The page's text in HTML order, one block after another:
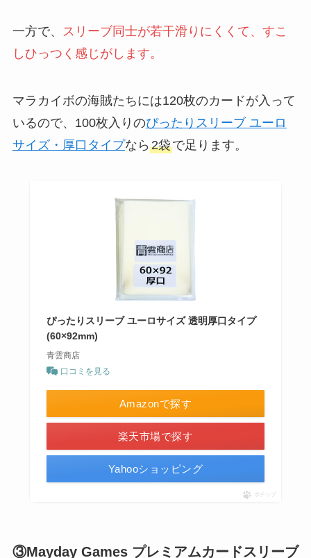
一方で、
スリーブ同士が若干滑りにくくて、すこ
しひっつく感じがします。
マラカイボの海賊たちには120枚のカードが入って
いるので、100枚入りのぴったりスリーブ ユーロ
サイズ・厚口タイプなら 2袋で足ります。
ぴったりスリーブ ユーロサイズ 透明厚口タイプ
(60×92mm)
青雲商店
口コミを見る
Amazonで探す
楽天市場で探す
Yahooショッピング
ポチップ
③Mayday Games プレミアムカードスリーブ